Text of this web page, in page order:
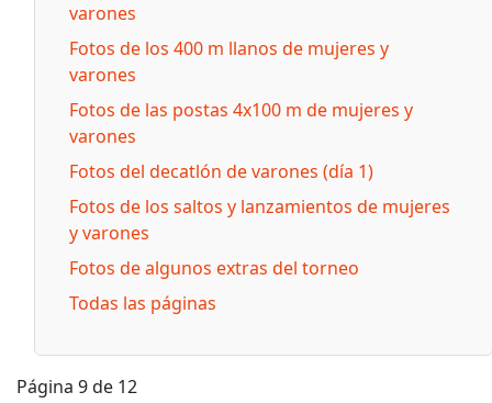
varones
Fotos de los 400 m llanos de mujeres y
varones
Fotos de las postas 4x100 m de mujeres y
varones
Fotos del decatlón de varones (día 1)
Fotos de los saltos y lanzamientos de mujeres
y varones
Fotos de algunos extras del torneo
Todas las páginas
Página 9 de 12